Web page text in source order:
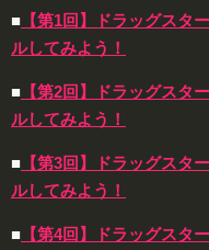
■ 【第1回】ドラッグスタ
ルしてみよう！
■ 【第2回】ドラッグスタ
ルしてみよう！
■ 【第3回】ドラッグスタ
ルしてみよう！
■ 【第4回】ドラッグスタ